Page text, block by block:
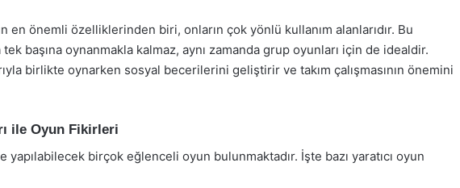
en önemli özelliklerinden biri, onların çok yönlü kullanım alanlarıdır. Bu
başına oynanmakla kalmaz, aynı zamanda grup oyunları için de idealdir.
birlikte oynarken sosyal becerilerini geliştirir ve takım çalışmasının önemini
ile Oyun Fikirleri
yapılabilecek birçok eğlenceli oyun bulunmaktadır. İşte bazı yaratıcı oyun